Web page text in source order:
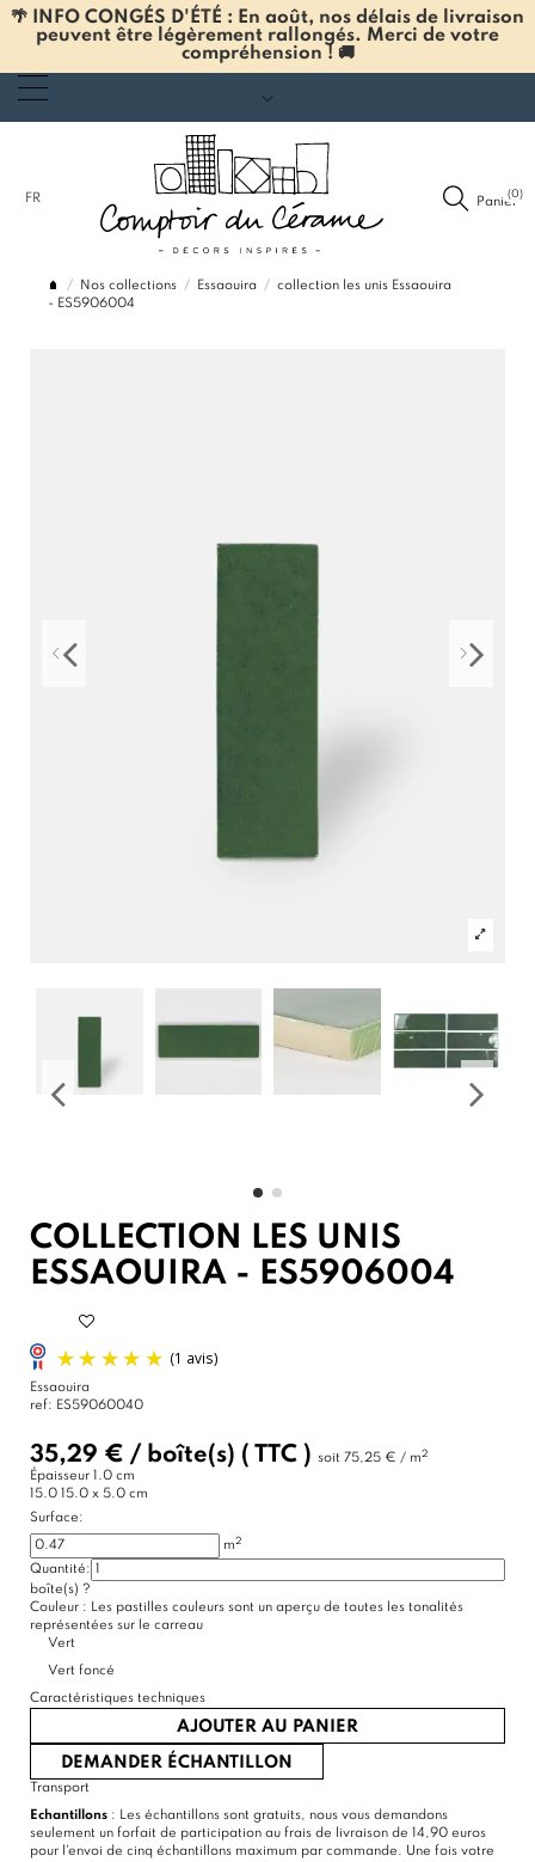
🌴 INFO CONGÉS D'ÉTÉ : En août, nos délais de livraison
peuvent être légèrement rallongés. Merci de votre
compréhension ! 🚚
FR Panier
(0)
Nos collections Essaouira
collection les unis Essaouira
- ES5906004
COLLECTION LES UNIS
ESSAOUIRA - ES5906004
(1 avis)
Essaouira
ref: ES59060040
35,29 € / boîte(s) ( TTC ) soit 75,25 € / m2
Épaisseur 1.0 cm
15.0 15.0 x 5.0 cm
Surface:
m2
Quantité:
boîte(s) ?
Couleur : Les pastilles couleurs sont un aperçu de toutes les tonalités
représentées sur le carreau
Vert
Vert foncé
Caractéristiques techniques
AJOUTER AU PANIER
DEMANDER ÉCHANTILLON
Transport
Echantillons : Les échantillons sont gratuits, nous vous demandons
seulement un forfait de participation au frais de livraison de 14,90 euros
pour l'envoi de cinq échantillons maximum par commande. Une fois votre